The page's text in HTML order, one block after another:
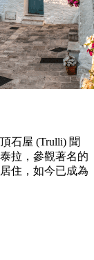
石屋 (Trulli) 聞
拉，參觀著名的
住，如今已成為